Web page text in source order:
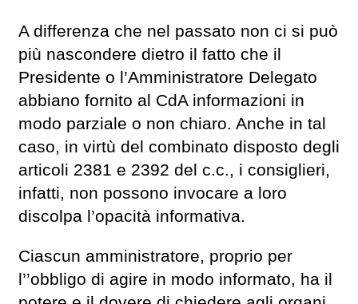
A differenza che nel passato non ci si può
più nascondere dietro il fatto che il
Presidente o l’Amministratore Delegato
abbiano fornito al CdA informazioni in
modo parziale o non chiaro. Anche in tal
caso, in virtù del combinato disposto degli
articoli 2381 e 2392 del c.c., i consiglieri,
infatti, non possono invocare a loro
discolpa l’opacità informativa.
Ciascun amministratore, proprio per
l’’obbligo di agire in modo informato, ha il